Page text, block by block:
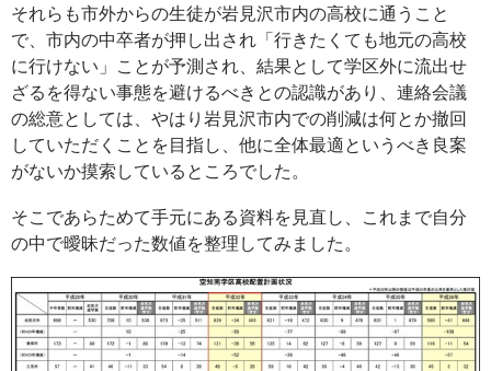
それらも市外からの生徒が岩見沢市内の高校に通うこと
で、市内の中卒者が押し出され「行きたくても地元の高校
に行けない」ことが予測され、結果として学区外に流出せ
ざるを得ない事態を避けるべきとの認識があり、連絡会議
の総意としては、やはり岩見沢市内での削減は何とか撤回
していただくことを目指し、他に全体最適というべき良案
がないか摸索しているところでした。
そこであらためて手元にある資料を見直し、これまで自分
の中で曖昧だった数値を整理してみました。